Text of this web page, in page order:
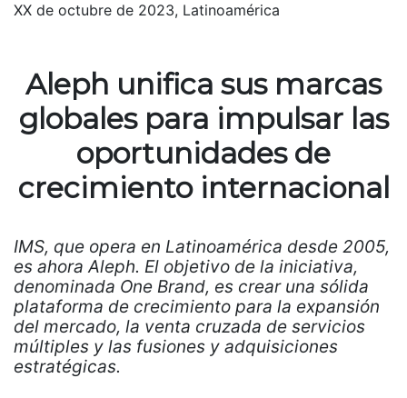
XX de octubre de 2023, Latinoamérica
Aleph unifica sus marcas
globales para impulsar las
oportunidades de
crecimiento internacional
IMS, que opera en Latinoamérica desde 2005,
es ahora Aleph. El objetivo de la iniciativa,
denominada One Brand, es crear una sólida
plataforma de crecimiento para la expansión
del mercado, la venta cruzada de servicios
múltiples y las fusiones y adquisiciones
estratégicas.